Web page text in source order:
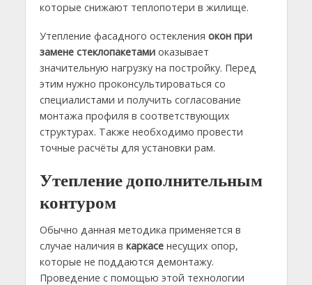
которые снижают теплопотери в жилище.
Утепление фасадного остекления окон при
замене стеклопакетами оказывает
значительную нагрузку на постройку. Перед
этим нужно проконсультироваться со
специалистами и получить согласование
монтажа профиля в соответствующих
структурах. Также необходимо провести
точные расчёты для установки рам.
Утепление дополнительным
контуром
Обычно данная методика применяется в
случае наличия в каркасенесущих опор,
которые не поддаются демонтажу.
Проведение с помощью этой технологии